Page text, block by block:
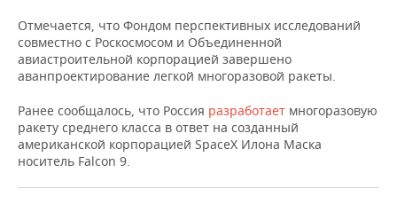
НЕФТЬ
ОПК
ЭНЕРГЕТИКА
ТРАНСПОРТ
IT
ТЕЛЕКОММУНИКАЦИИ
НОВОСТИ МЕРОПРИЯТИЙ
БИЗНЕС-БРАНЧИ
СПОРТ
ФУТБОЛ
НОВОСТИ ОБЩЕСТВА
ФОТОГАЛЕРЕЯ
Отмечается, что Фондом перспективных исследований
совместно с Роскосмосом и Объединенной
авиастроительной корпорацией завершено
аванпроектирование легкой многоразовой ракеты.
Ранее сообщалось, что Россия разработает многоразовую
ракету среднего класса в ответ на созданный
американской корпорацией SpaceX Илона Маска
носитель Falcon 9.